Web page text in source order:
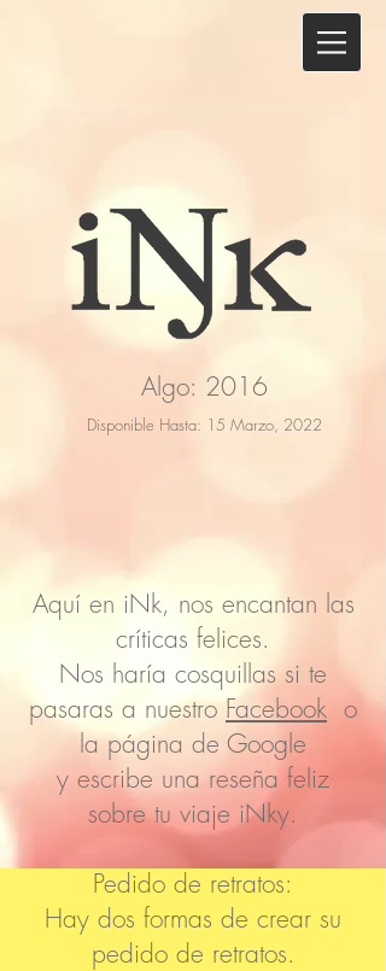
Algo: 2016
Disponible Hasta: 15 Marzo, 2022
Aquí en iNk, nos encantan las
críticas felices.
Nos haría cosquillas si te
pasaras a nuestroFacebook o
la página de Google
y escribe una reseña feliz
sobre tu viaje iNky.
Pedido de retratos:
Hay dos formas de crear su
pedido de retratos.